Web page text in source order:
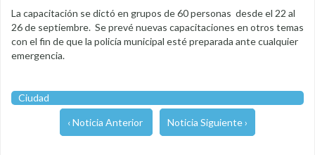
La capacitación se dictó en grupos de 60 personas desde el 22 al
26 de septiembre. Se prevé nuevas capacitaciones en otros temas
con el fin de que la policía municipal esté preparada ante cualquier
emergencia.
Ciudad
‹ Noticia Anterior Noticia Siguiente ›